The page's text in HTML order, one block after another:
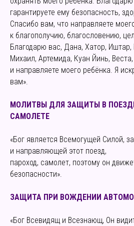
гарантируете ему безопасность,
Спасибо вам, что направляете
к благополучию, благословению,
Благодарю вас, Дана, Хатор,
Михаил, Артемида, Куан Йинь,
и направляете моего ребёнка. Я
вам».
МОЛИТВЫ ДЛЯ ЗАЩИТЫ В
САМОЛЕТЕ
«Бог является Всемогущей Силой,
и направляющей этот поезд,
пароход, самолет, поэтому он
безопасности».
ЗАЩИТА ПРИ ВОЖДЕНИИ
«Бог Всевидящ и Всезнающ, Он